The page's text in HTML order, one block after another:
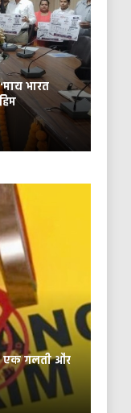
भारत
एक गलती और